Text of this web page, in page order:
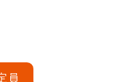
員